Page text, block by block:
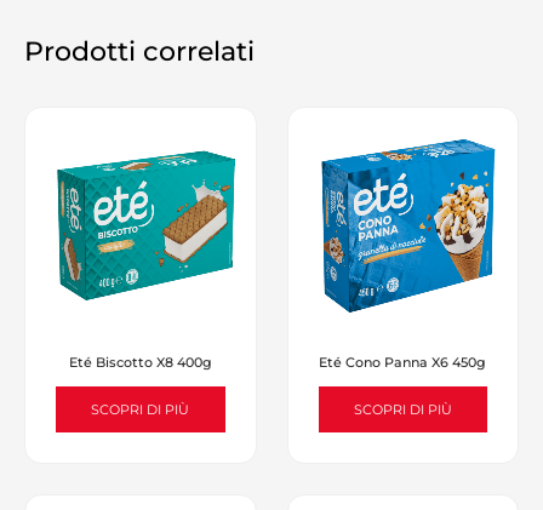
Prodotti correlati
Eté Biscotto X8 400g
SCOPRI DI PIÙ
Eté Cono Panna X6 450g
SCOPRI DI PIÙ